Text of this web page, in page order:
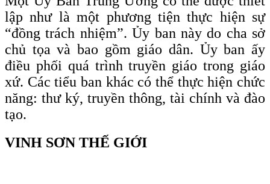
lập như là một phương tiện thực hiện sự
“đồng trách nhiệm”. Ủy ban này do cha sở
chủ tọa và bao gồm giáo dân. Ủy ban ấy
điều phối quá trình truyền giáo trong giáo
xứ. Các tiểu ban khác có thể thực hiện chức
năng: thư ký, truyền thông, tài chính và đào
tạo.
VINH SƠN THẾ GIỚI